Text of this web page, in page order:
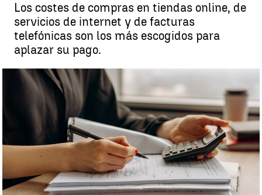
Los costes de compras en tiendas online, de
servicios de internet y de facturas
telefónicas son los más escogidos para
aplazar su pago.
El problema de las facturas impagadas |
Ana Párraga
Publicado:18 de junio de 2023, 21:09